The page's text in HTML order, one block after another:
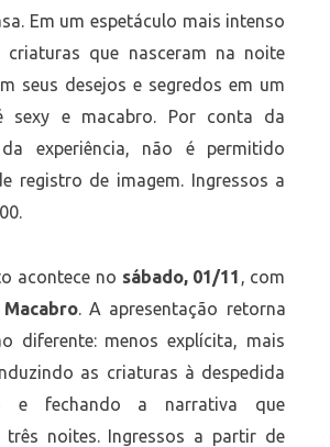
Em um espetáculo mais intenso
criaturas que nasceram na noite
seus desejos e segredos em um
sexy e macabro. Por conta da
da experiência, não é permitido
registro de imagem. Ingressos a
acontece no sábado, 01/11 , com
. A apresentação retorna
diferente: menos explícita, mais
as criaturas à despedida
e fechando a narrativa que
três noites. Ingressos a partir de